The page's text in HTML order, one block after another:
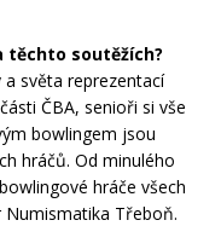
těchto soutěžích?
světa reprezentací
ČBA, senioři si vše
bowlingem jsou
hráčů. Od minulého
hráče všech
Třeboň.